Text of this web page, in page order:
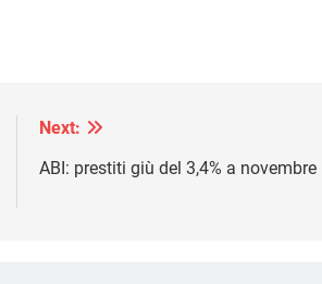
Next:
ABI: prestiti giù del 3,4% a novembre